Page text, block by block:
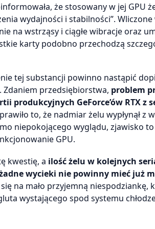
że stosowany w jej GPU
wydajności i stabilności”. Wliczone
na wstrząsy i ciągłe wibracje oraz
karty podobno przechodzą
tej substancji powinno nastąpić
Zdaniem przedsiębiorstwa, problem
GeForce’ów RTX z
to, że nadmiar żelu wypłynął z
niepokojącego wyglądu, zjawisko
GPU.
kwestię, a ilość żelu w kolejnych
wycieki nie powinny mieć już
na mało przyjemną niespodziankę,
wystającego spod systemu